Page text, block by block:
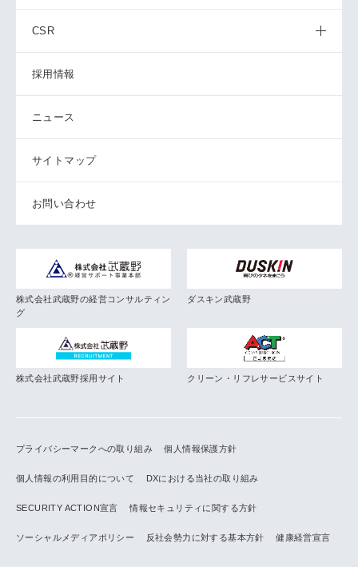
CSR
採用情報
ニュース
サイトマップ
お問い合わせ
株式会社武蔵野の経営コンサルティン
グ
ダスキン武蔵野
株式会社武蔵野採用サイト クリーン・リフレサービスサイト
プライバシーマークへの取り組み 個人情報保護方針
個人情報の利用目的について DXにおける当社の取り組み
SECURITY ACTION宣言 情報セキュリティに関する方針
ソーシャルメディアポリシー 反社会勢力に対する基本方針 健康経営宣言